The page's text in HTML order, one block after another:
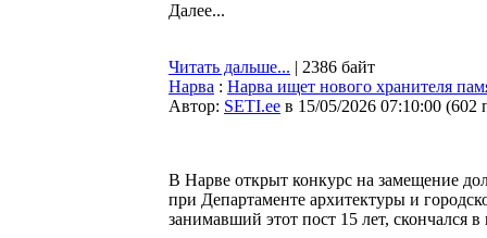
Далее...
Читать дальше... | 2386 байт
Нарва : Нарва ищет нового хранителя
Автор: SETI.ee в 15/05/2026 07:10:00 (602
В Нарве открыт конкурс на замещение
при Департаменте архитектуры и
занимавший этот пост 15 лет, скончался в